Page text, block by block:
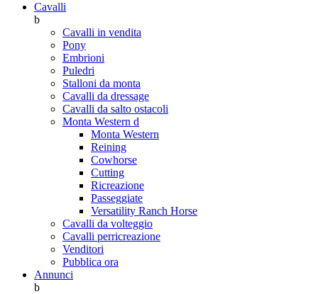
Cavalli
b
Cavalli in vendita
Pony
Embrioni
Puledri
Stalloni da monta
Cavalli da dressage
Cavalli da salto ostacoli
Monta Western d
Monta Western
Reining
Cowhorse
Cutting
Ricreazione
Passeggiate
Versatility Ranch Horse
Cavalli da volteggio
Cavalli perricreazione
Venditori
Pubblica ora
Annunci
b